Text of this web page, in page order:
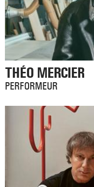
THÉO MERCIER
PERFORMEUR